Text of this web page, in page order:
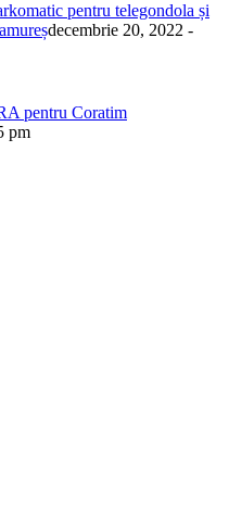
pentru telegondola și
decembrie 20, 2022 -
pentru Coratim
pm